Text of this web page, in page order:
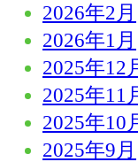
2026年2月
2026年1月
2025年12
2025年11
2025年10
2025年9月